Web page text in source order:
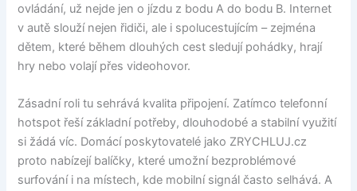
ovládání, už nejde jen o jízdu z bodu A do bodu B. Internet
v autě slouží nejen řidiči, ale i spolucestujícím – zejména
dětem, které během dlouhých cest sledují pohádky, hrají
hry nebo volají přes videohovor.
Zásadní roli tu sehrává kvalita připojení. Zatímco telefonní
hotspot řeší základní potřeby, dlouhodobé a stabilní využití
si žádá víc. Domácí poskytovatelé jako ZRYCHLUJ.cz
proto nabízejí balíčky, které umožní bezproblémové
surfování i na místech, kde mobilní signál často selhává. A